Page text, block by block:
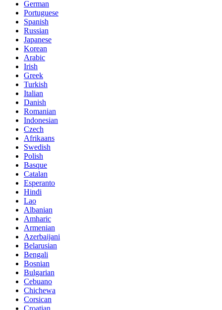
German
Portuguese
Spanish
Russian
Japanese
Korean
Arabic
Irish
Greek
Turkish
Italian
Danish
Romanian
Indonesian
Czech
Afrikaans
Swedish
Polish
Basque
Catalan
Esperanto
Hindi
Lao
Albanian
Amharic
Armenian
Azerbaijani
Belarusian
Bengali
Bosnian
Bulgarian
Cebuano
Chichewa
Corsican